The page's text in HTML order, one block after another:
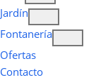
Jardín
Fontanería
Ofertas
Contacto